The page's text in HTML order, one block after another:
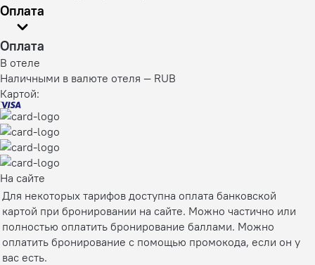
Оплата
Оплата
В отеле
Наличными в валюте отеля — RUB
Картой:
На сайте
Для некоторых тарифов доступна оплата банковской
картой при бронировании на сайте. Можно частично или
полностью оплатить бронирование баллами. Можно
оплатить бронирование с помощью промокода, если он у
вас есть.